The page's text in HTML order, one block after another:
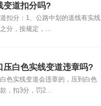
变道扣分吗?
扣分：1、公路中划的道线有实线
分，按规定，...
压白色实线变道违章吗?
色实线变道会违章的，压到白色
，扣3分，罚2...